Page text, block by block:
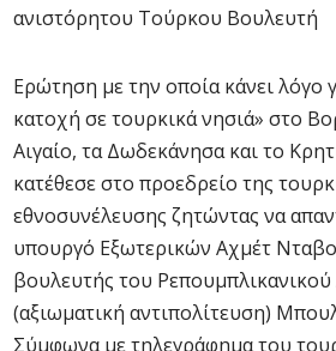
ανιστόρητου Τούρκου Βουλευτή
Ερώτηση με την οποία κάνει λόγο
κατοχή σε τουρκικά νησιά» στο
Αιγαίο, τα Δωδεκάνησα και το
κατέθεσε στο προεδρείο της
εθνοσυνέλευσης ζητώντας να
υπουργό Εξωτερικών Αχμέτ
βουλευτής του
(αξιωματική αντιπολίτευση)
Σύμφωνα με τηλεγράφημα του